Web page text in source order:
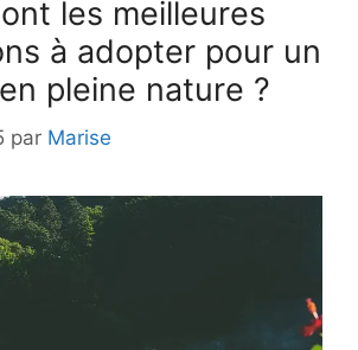
les meilleures
à adopter pour un
pleine nature ?
par Marise